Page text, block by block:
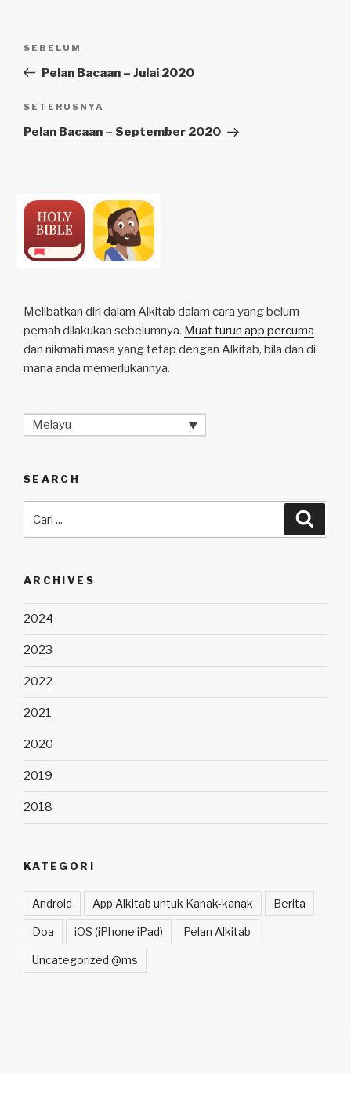
Kiriman
Sebelumnya
SEBELUM
Pelan Bacaan – Julai 2020
Kiriman
Seterusnya
SETERUSNYA
Pelan Bacaan – September 2020
Melibatkan diri dalam Alkitab dalam cara yang belum
pernah dilakukan sebelumnya. Muat turun app percuma
dan nikmati masa yang tetap dengan Alkitab, bila dan di
mana anda memerlukannya.
Melayu
SEARCH
untuk:
ARCHIVES
2024
2023
2022
2021
2020
2019
2018
KATEGORI
Android App Alkitab untuk Kanak-kanak Berita
Doa iOS (iPhone iPad) Pelan Alkitab
Uncategorized @ms